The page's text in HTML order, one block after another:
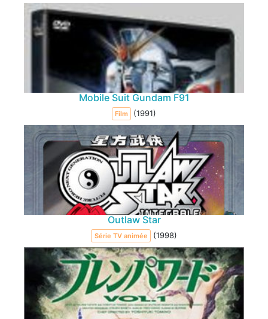
Mobile Suit Gundam F91
Film (1991)
Outlaw Star
Série TV animée (1998)